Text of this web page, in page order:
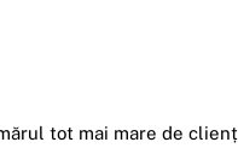
tot mai mare de